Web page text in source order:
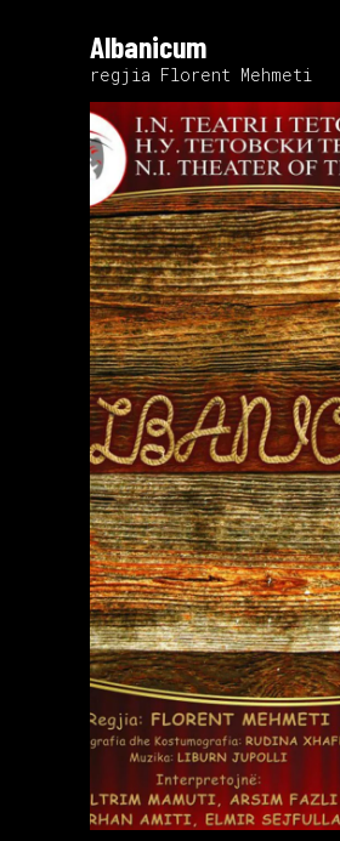
Albanicum
regjia Florent Mehmeti